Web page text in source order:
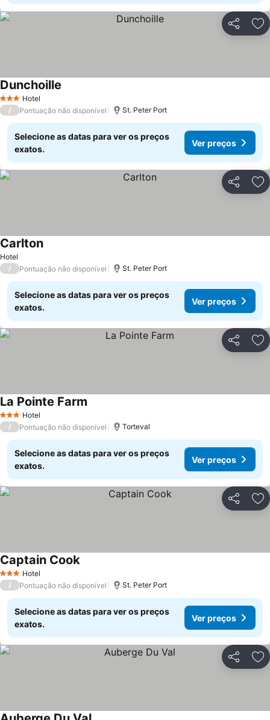
Partilhar
3 EstrelasHotel
Dunchoille
/ Pontuação não disponível St. Peter Port
Selecione as datas para ver os preços
exatos.
Ver preços
Partilhar
Hotel
Carlton
/ Pontuação não disponível St. Peter Port
Selecione as datas para ver os preços
exatos.
Ver preços
Partilhar
3 EstrelasHotel
La Pointe Farm
/ Pontuação não disponível Torteval
Selecione as datas para ver os preços
exatos.
Ver preços
Partilhar
3 EstrelasHotel
Captain Cook
/ Pontuação não disponível St. Peter Port
Selecione as datas para ver os preços
exatos.
Ver preços
Partilhar